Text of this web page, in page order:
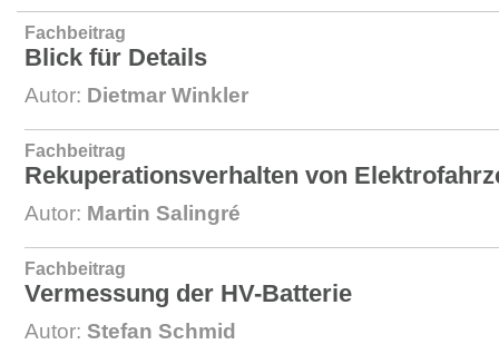
Fachbeitrag
Blick für Details
Autor: Dietmar Winkler
Fachbeitrag
Rekuperationsverhalten von
Autor: Martin Salingré
Fachbeitrag
Vermessung der HV-Batterie
Autor: Stefan Schmid